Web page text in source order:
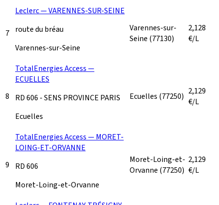
7
Leclerc — VARENNES-SUR-SEINE
route du bréau
Varennes-sur-Seine
Varennes-sur-
Seine (77130)
2,128
€/L
8
TotalEnergies Access —
ECUELLES
RD 606 - SENS PROVINCE PARIS
Ecuelles
Ecuelles (77250) 2,129
€/L
9
TotalEnergies Access — MORET-
LOING-ET-ORVANNE
RD 606
Moret-Loing-et-Orvanne
Moret-Loing-et-
Orvanne (77250)
2,129
€/L